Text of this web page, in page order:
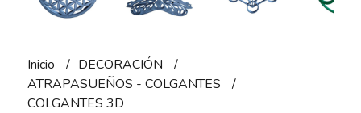
Inicio
DECORACIÓN
ATRAPASUEÑOS - COLGANTES
COLGANTES 3D